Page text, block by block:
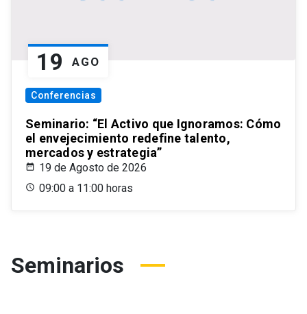
19 AGO
Conferencias
Seminario: “El Activo que Ignoramos: Cómo
el envejecimiento redefine talento,
mercados y estrategia”
19 de Agosto de 2026
09:00 a 11:00 horas
Seminarios